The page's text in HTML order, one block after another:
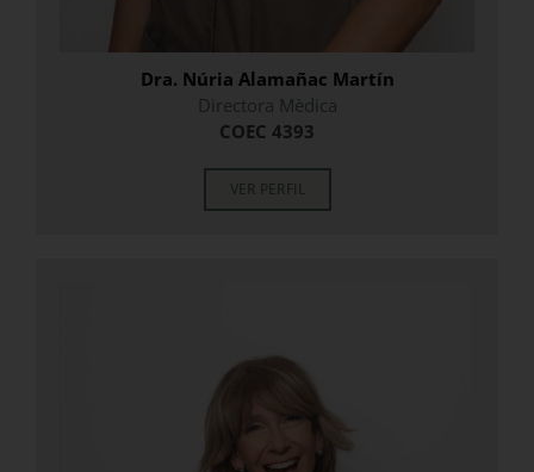
Dra. Núria Alamañac Martín
Directora Mèdica
COEC 4393
VER PERFIL